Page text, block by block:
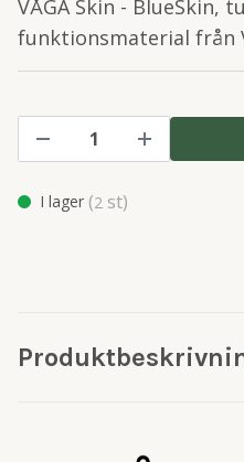
VÅGA Skin - BlueSkin,
funktionsmaterial från
I lager (2 st)